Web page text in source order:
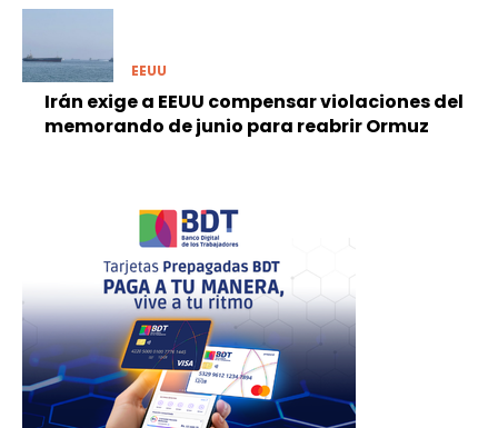
EEUU
Irán exige a EEUU compensar violaciones del
memorando de junio para reabrir Ormuz